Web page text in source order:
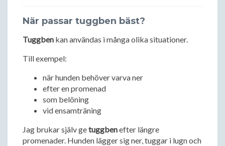
När passar tuggben bäst?
Tuggben kan användas i många olika situationer.
Till exempel:
när hunden behöver varva ner
efter en promenad
som belöning
vid ensamträning
Jag brukar själv getuggbenefter längre
promenader. Hunden lägger sig ner, tuggar i lugn och